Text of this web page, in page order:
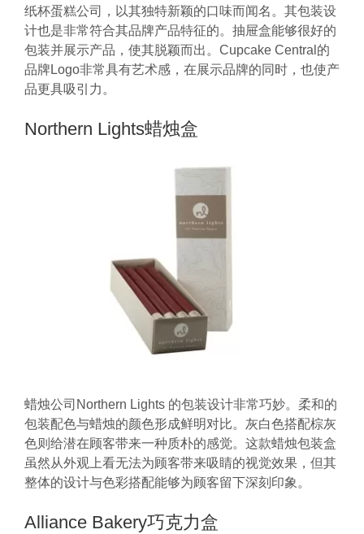
纸杯蛋糕公司，以其独特新颖的口味而闻名。其包装设
计也是非常符合其品牌产品特征的。抽屉盒能够很好的
包装并展示产品，使其脱颖而出。Cupcake Central的
品牌Logo非常具有艺术感，在展示品牌的同时，也使产
品更具吸引力。
Northern Lights蜡烛盒
蜡烛公司Northern Lights 的包装设计非常巧妙。柔和的
包装配色与蜡烛的颜色形成鲜明对比。灰白色搭配棕灰
色则给潜在顾客带来一种质朴的感觉。这款蜡烛包装盒
虽然从外观上看无法为顾客带来吸睛的视觉效果，但其
整体的设计与色彩搭配能够为顾客留下深刻印象。
Alliance Bakery巧克力盒